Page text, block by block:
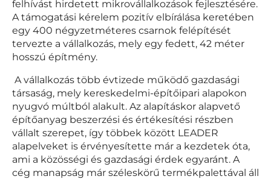
felhívást hirdetett mikrovállalkozások fejlesztésére.
A támogatási kérelem pozitív elbírálása keretében
egy 400 négyzetméteres csarnok felépítését
tervezte a vállalkozás, mely egy fedett, 42 méter
hosszú építmény.
A vállalkozás több évtizede működő gazdasági
társaság, mely kereskedelmi-építőipari alapokon
nyugvó múltból alakult. Az alapításkor alapvető
építőanyag beszerzési és értékesítési részben
vállalt szerepet, így többek között LEADER
alapelveket is érvényesítette már a kezdetek óta,
ami a közösségi és gazdasági érdek egyaránt. A
cég manapság már széleskörű termékpalettával áll